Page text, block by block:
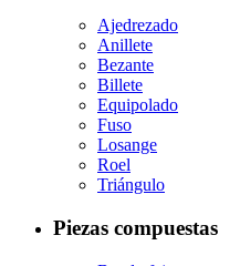
Ajedrezado
Anillete
Bezante
Billete
Equipolado
Fuso
Losange
Roel
Triángulo
Piezas compuestas